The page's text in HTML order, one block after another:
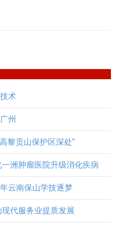
术
州
黎贡山保护区深处”
洲肿瘤医院升级消化疾病
云南保山学技逐梦
代服务业提质发展